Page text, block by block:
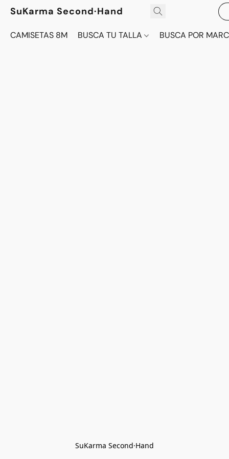
SuKarma Second·Hand
CAMISETAS 8M BUSCA TU TALLA BUSCA POR
SuKarma Second·Hand